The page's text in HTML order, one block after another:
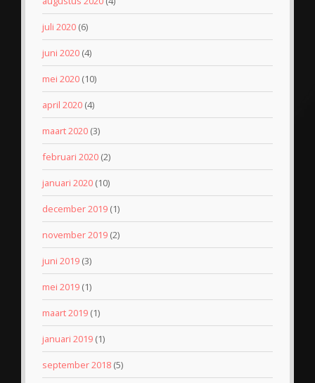
juli 2020 (6)
juni 2020 (4)
mei 2020 (10)
april 2020 (4)
maart 2020 (3)
februari 2020 (2)
januari 2020 (10)
december 2019 (1)
november 2019 (2)
juni 2019 (3)
mei 2019 (1)
maart 2019 (1)
januari 2019 (1)
september 2018 (5)